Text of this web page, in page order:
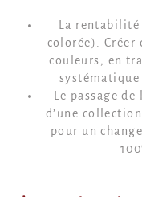
La
colorée). Créer
couleurs, en
systématique
Le passage
d’une
pour un